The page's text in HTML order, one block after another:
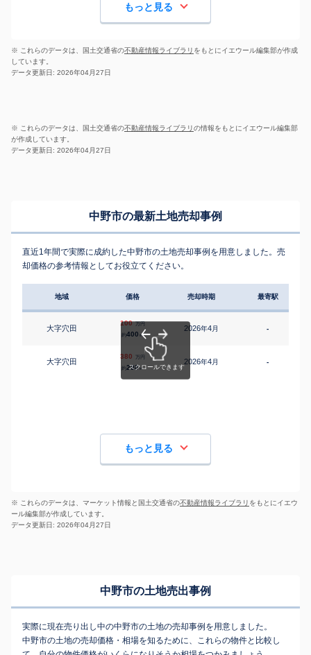
もっと見る
※ これらのデータは、国土交通省の不動産情報ライブラリ をもとにイエウール編集部が作成
しています。
データ更新日: 2026年04月27日
※ これらのデータは、国土交通省の不動産情報ライブラリの情報をもとにイエウール編集部
が作成しています。
データ更新日: 2026年04月27日
中野市の最新土地売却事例
直近1年間で実際に成約した中野市の土地売却事例を用意しました。売
却価格の参考情報としてお役立てください。
地域 価格 売却時期 最寄駅
大字穴田
100 万円
約400 ㎡
2026年4月 -
大字穴田
380 万円
約280㎡
2026年4月 -
もっと見る
※ これらのデータは、マーケット情報と国土交通省の不動産情報ライブラリ をもとにイエウ
ール編集部が作成しています。
データ更新日: 2026年04月27日
中野市の土地売出事例
実際に現在売り出し中の中野市の土地の売却事例を用意しました。
中野市の土地の売却価格・相場を知るために、これらの物件と比較し